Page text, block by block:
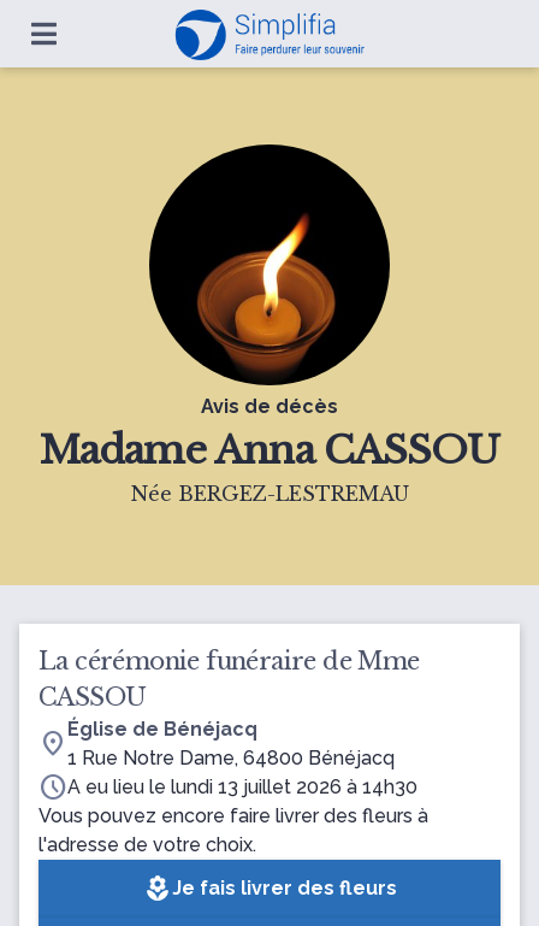
Avis de décès
MadameAnna CASSOU
Née BERGEZ-LESTREMAU
La cérémonie funéraire de Mme
CASSOU
location_on Église de Bénéjacq
1 Rue Notre Dame, 64800 Bénéjacq
scheduleA eu lieu le lundi 13 juillet 2026 à 14h30
Vous pouvez encore faire livrer des fleurs à
l'adresse de votre choix.
local_floristJe fais livrer des fleurs